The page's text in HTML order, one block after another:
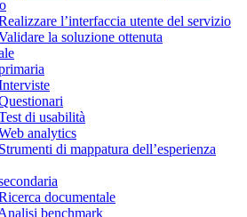
l’interfaccia utente del servizio
la soluzione ottenuta
di usabilità
analytics
di mappatura dell’esperienza
documentale
benchmark